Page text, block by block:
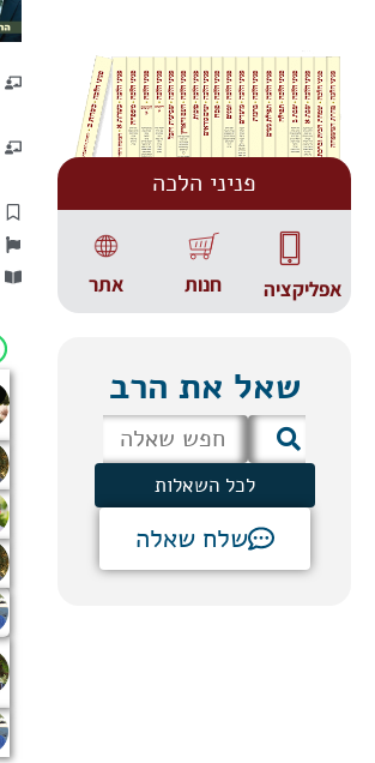
פניני הלכה
אתר חנות אפליקציה
שאל את הרב
לכל השאלות
שלח שאלה